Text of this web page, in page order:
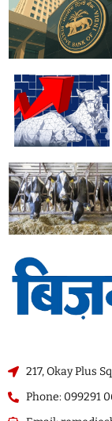
217, Okay Plus
Phone: 099291